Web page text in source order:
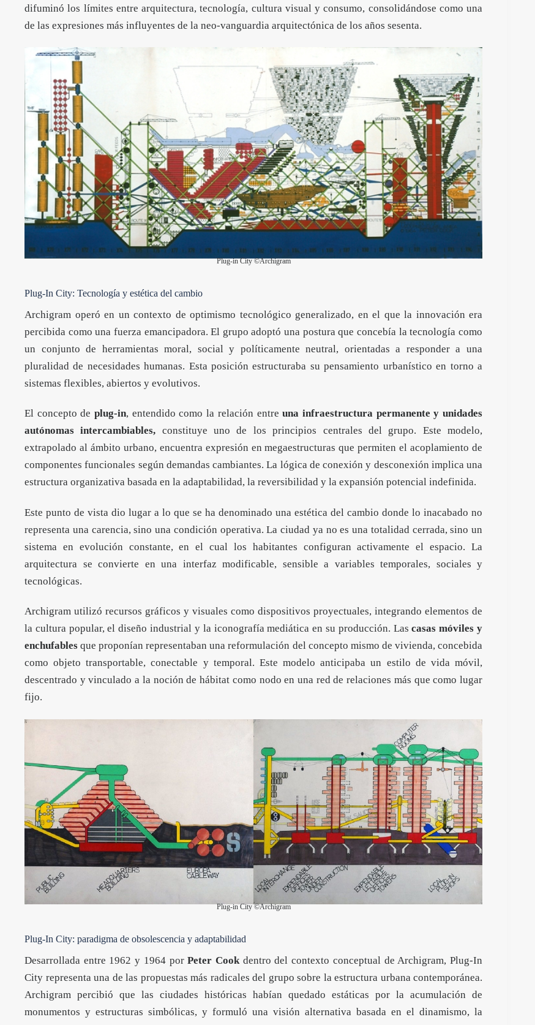
difuminó los límites entre arquitectura, tecnología, cultura visual y consumo, consolidándose como una
de las expresiones más influyentes de la neo-vanguardia arquitectónica de los años sesenta.
Plug-in City ©Archigram
Plug-In City: Tecnología y estética del cambio
Archigram operó en un contexto de optimismo tecnológico generalizado, en el que la innovación era
percibida como una fuerza emancipadora. El grupo adoptó una postura que concebía la tecnología como
un conjunto de herramientas moral, social y políticamente neutral, orientadas a responder a una
pluralidad de necesidades humanas. Esta posición estructuraba su pensamiento urbanístico en torno a
sistemas flexibles, abiertos y evolutivos.
El concepto deplug-in, entendido como la relación entreuna infraestructura permanente y unidades
autónomas intercambiables, constituye uno de los principios centrales del grupo. Este modelo,
extrapolado al ámbito urbano, encuentra expresión en megaestructuras que permiten el acoplamiento de
componentes funcionales según demandas cambiantes. La lógica de conexión y desconexión implica una
estructura organizativa basada en la adaptabilidad, la reversibilidad y la expansión potencial indefinida.
Este punto de vista dio lugar a lo que se ha denominado una estética del cambio donde lo inacabado no
representa una carencia, sino una condición operativa. La ciudad ya no es una totalidad cerrada, sino un
sistema en evolución constante, en el cual los habitantes configuran activamente el espacio. La
arquitectura se convierte en una interfaz modificable, sensible a variables temporales, sociales y
tecnológicas.
Archigram utilizó recursos gráficos y visuales como dispositivos proyectuales, integrando elementos de
la cultura popular, el diseño industrial y la iconografía mediática en su producción. Lascasas móviles y
enchufables que proponían representaban una reformulación del concepto mismo de vivienda, concebida
como objeto transportable, conectable y temporal. Este modelo anticipaba un estilo de vida móvil,
descentrado y vinculado a la noción de hábitat como nodo en una red de relaciones más que como lugar
fijo.
Plug-in City ©Archigram
Plug-In City: paradigma de obsolescencia y adaptabilidad
Desarrollada entre 1962 y 1964 porPeter Cookdentro del contexto conceptual de Archigram, Plug-In
City representa una de las propuestas más radicales del grupo sobre la estructura urbana contemporánea.
Archigram percibió que las ciudades históricas habían quedado estáticas por la acumulación de
monumentos y estructuras simbólicas, y formuló una visión alternativa basada en el dinamismo, la